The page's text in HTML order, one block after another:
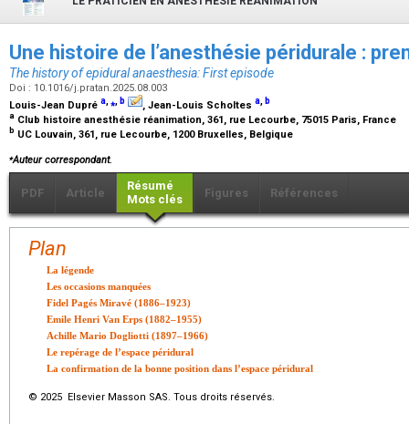
Une histoire de l’anesthésie péridurale :
The history of epidural anaesthesia: First episode
Doi : 10.1016/j.pratan.2025.08.003
Louis-Jean Dupré a,⁎, b , Jean-Louis Scholtes a, b
a Club histoire anesthésie réanimation, 361, rue Lecourbe, 75015 Paris, France
b UC Louvain, 361, rue Lecourbe, 1200 Bruxelles, Belgique
⁎Auteur correspondant.
PDF Article
Résumé
Mots clés
Figures Références
Plan
La légende
Les occasions manquées
Fidel Pagés Miravé (1886–1923)
Emile Henri Van Erps (1882–1955)
Achille Mario Dogliotti (1897–1966)
Le repérage de l’espace péridural
La confirmation de la bonne position dans l’espace péridural
© 2025 Elsevier Masson SAS. Tous droits réservés.